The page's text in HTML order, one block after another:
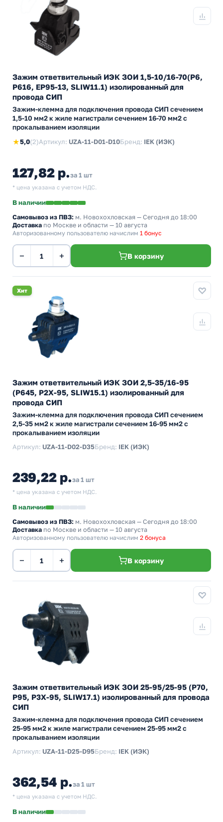
Зажим ответвительный ИЭК ЗОИ 1,5-10/16-70(P6,
P616, EP95-13, SLIW11.1) изолированный для
провода СИП
Зажим-клемма для подключения провода СИП сечением
1,5-10 мм2 к жиле магистрали сечением 16-70 мм2 с
прокалыванием изоляции
★5,0(2)Артикул: UZA-11-D01-D10Бренд: IEK (ИЭК)
127,82 р.за 1 шт
* цена указана с учетом НДС.
В наличии
Самовывоз из ПВЗ: м. Новохохловская — Сегодня до 18:00
Доставка по Москве и области — 10 августа
Авторизованному пользователю начислим 1 бонус
− + В корзину
Хит
Зажим ответвительный ИЭК ЗОИ 2,5-35/16-95
(P645, P2X-95, SLIW15.1) изолированный для
провода СИП
Зажим-клемма для подключения провода СИП сечением
2,5-35 мм2 к жиле магистрали сечением 16-95 мм2 с
прокалыванием изоляции
Артикул: UZA-11-D02-D35Бренд: IEK (ИЭК)
239,22 р.за 1 шт
* цена указана с учетом НДС.
В наличии
Самовывоз из ПВЗ: м. Новохохловская — Сегодня до 18:00
Доставка по Москве и области — 10 августа
Авторизованному пользователю начислим 2 бонуса
− + В корзину
Зажим ответвительный ИЭК ЗОИ 25-95/25-95 (P70,
P95, P3X-95, SLIW17.1) изолированный для провода
СИП
Зажим-клемма для подключения провода СИП сечением
25-95 мм2 к жиле магистрали сечением 25-95 мм2 с
прокалыванием изоляции
Артикул: UZA-11-D25-D95Бренд: IEK (ИЭК)
362,54 р.за 1 шт
* цена указана с учетом НДС.
В наличии